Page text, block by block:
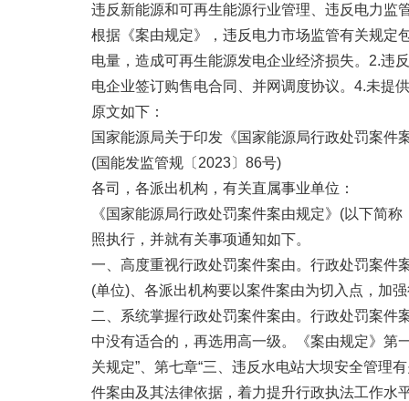
违反新能源和可再生能源行业管理、违反电力监
根据《案由规定》，违反电力市场监管有关规定
电量，造成可再生能源发电企业经济损失。2.违
电企业签订购售电合同、并网调度协议。4.未提
原文如下：
国家能源局关于印发《国家能源局行政处罚案件
(国能发监管规〔2023〕86号)
各司，各派出机构，有关直属事业单位：
《国家能源局行政处罚案件案由规定》(以下简
照执行，并就有关事项通知如下。
一、高度重视行政处罚案件案由。行政处罚案件
(单位)、各派出机构要以案件案由为切入点，加
二、系统掌握行政处罚案件案由。行政处罚案
中没有适合的，再选用高一级。《案由规定》第
关规定”、第七章“三、违反水电站大坝安全管理
件案由及其法律依据，着力提升行政执法工作水